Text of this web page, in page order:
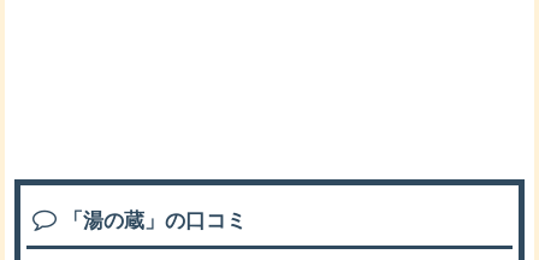
「湯の蔵」の口コミ